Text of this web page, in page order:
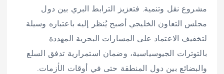
مشروع نقل وتنمية. فتعزيز الترابط البري بين دول
مجلس التعاون الخليجي أصبح يُنظر إليه باعتباره وسيلة
لتخفيف الاعتماد على المسارات البحرية المهددة
بالتوترات الجيوسياسية، وضمان استمرارية تدفق السلع
والبضائع بين دول المنطقة حتى في أوقات الأزمات.